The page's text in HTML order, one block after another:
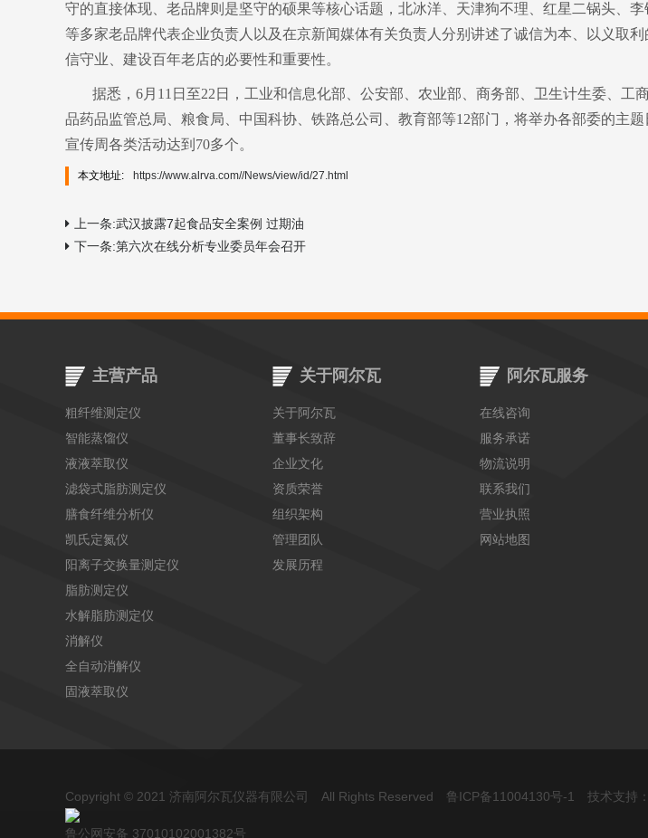
守的直接体现、老品牌则是坚守的硕果等核心话题，北冰洋、天津狗不理、红星二锅头、
等多家老品牌代表企业负责人以及在京新闻媒体有关负责人分别讲述了诚信为本、以义取利
信守业、建设百年老店的必要性和重要性。
据悉，6月11日至22日，工业和信息化部、公安部、农业部、商务部、卫生计生委、工
品药品监管总局、粮食局、中国科协、铁路总公司、教育部等12部门，将举办各部委的主
宣传周各类活动达到70多个。
本文地址: https://www.alrva.com//News/view/id/27.html
上一条:武汉披露7起食品安全案例 过期油
下一条:第六次在线分析专业委员年会召开
主营产品
粗纤维测定仪
智能蒸馏仪
液液萃取仪
滤袋式脂肪测定仪
膳食纤维分析仪
凯氏定氮仪
阳离子交换量测定仪
脂肪测定仪
水解脂肪测定仪
消解仪
全自动消解仪
固液萃取仪
关于阿尔瓦
关于阿尔瓦
董事长致辞
企业文化
资质荣誉
组织架构
管理团队
发展历程
阿尔瓦服务
在线咨询
服务承诺
物流说明
联系我们
营业执照
网站地图
Copyright © 2021 济南阿尔瓦仪器有限公司 All Rights Reserved 鲁ICP备11004130号-1 技术支持
鲁公网安备 37010102001382号